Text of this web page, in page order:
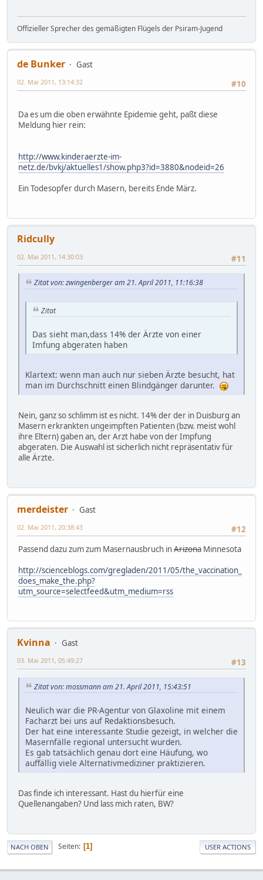
Offizieller Sprecher des gemäßigten Flügels der Psiram-Jugend
de Bunker
Gast
#10
02. Mai 2011, 13:14:32
Da es um die oben erwähnte Epidemie geht, paßt diese
Meldung hier rein:
http://www.kinderaerzte-im-
netz.de/bvkj/aktuelles1/show.php3?id=3880&nodeid=26
Ein Todesopfer durch Masern, bereits Ende März.
Ridcully
#11
02. Mai 2011, 14:30:03
Zitat von: zwingenberger am 21. April 2011, 11:16:38
Zitat
Das sieht man,dass 14% der Ärzte von einer
Imfung abgeraten haben
Klartext: wenn man auch nur sieben Ärzte besucht, hat
man im Durchschnitt einen Blindgänger darunter.
Nein, ganz so schlimm ist es nicht. 14% der der in Duisburg an
Masern erkrankten ungeimpften Patienten (bzw. meist wohl
ihre Eltern) gaben an, der Arzt habe von der Impfung
abgeraten. Die Auswahl ist sicherlich nicht repräsentativ für
alle Ärzte.
merdeister
Gast
#12
02. Mai 2011, 20:38:43
Passend dazu zum zum Masernausbruch inArizona Minnesota
http://scienceblogs.com/gregladen/2011/05/the_vaccination_
does_make_the.php?
utm_source=selectfeed&utm_medium=rss
Kvinna
Gast
#13
03. Mai 2011, 05:49:27
Zitat von: mossmann am 21. April 2011, 15:43:51
Neulich war die PR-Agentur von Glaxoline mit einem
Facharzt bei uns auf Redaktionsbesuch.
Der hat eine interessante Studie gezeigt, in welcher die
Masernfälle regional untersucht wurden.
Es gab tatsächlich genau dort eine Häufung, wo
auffällig viele Alternativmediziner praktizieren.
Das finde ich interessant. Hast du hierfür eine
Quellenangaben? Und lass mich raten, BW?
NACH OBEN Seiten 1 USER ACTIONS